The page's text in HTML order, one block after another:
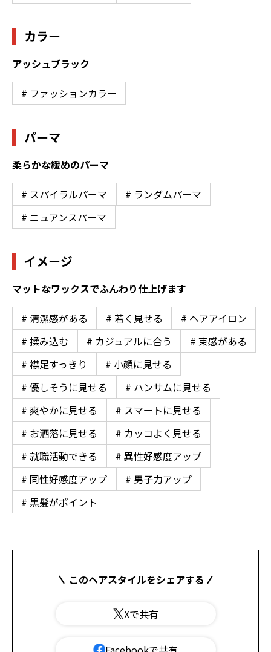
カラー
アッシュブラック
# ファッションカラー
パーマ
柔らかな緩めのパーマ
# スパイラルパーマ
# ランダムパーマ
# ニュアンスパーマ
イメージ
マットなワックスでふんわり仕上げます
# 清潔感がある # 若く見せる
# ヘアアイロン
# 揉み込む
# カジュアルに合う
# 束感がある
# 襟足すっきり
# 小顔に見せる
# 優しそうに見せる
# ハンサムに見せる
# 爽やかに見せる
# スマートに見せる
# お洒落に見せる
# カッコよく見せる
# 就職活動できる
# 異性好感度アップ
# 同性好感度アップ
# 男子力アップ
# 黒髪がポイント
このヘアスタイルをシェアする
Xで共有